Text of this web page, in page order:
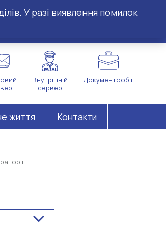
У разі виявлення помилок
Внутрішній
сервер
Документообіг
життя Контакти